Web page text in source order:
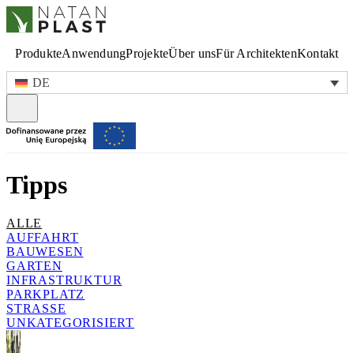
ProdukteAnwendungProjekteÜber unsFür ArchitektenKontakt
DE
Tipps
ALLE
AUFFAHRT
BAUWESEN
GARTEN
INFRASTRUKTUR
PARKPLATZ
STRASSE
UNKATEGORISIERT